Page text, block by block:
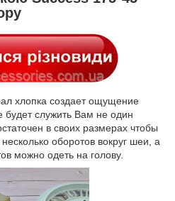
хлопка создает ощущение
будет служить Вам не один
в своих размерах чтобы
оборотов вокруг шеи, а
можно одеть на голову.